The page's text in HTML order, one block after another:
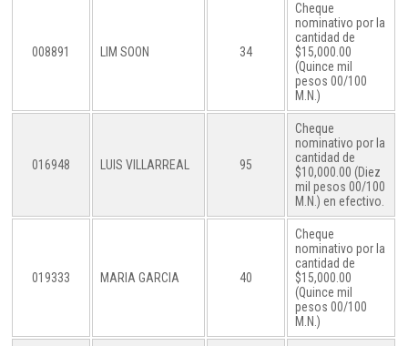
008891 LIM SOON 34
Cheque
nominativo por la
cantidad de
$15,000.00
(Quince mil
pesos 00/100
M.N.)
016948 LUIS VILLARREAL 95
Cheque
nominativo por la
cantidad de
$10,000.00 (Diez
mil pesos 00/100
M.N.) en efectivo.
019333 MARIA GARCIA 40
Cheque
nominativo por la
cantidad de
$15,000.00
(Quince mil
pesos 00/100
M.N.)